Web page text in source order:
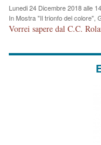
Lunedi 24 Dicembre 2018 alle
In Mostra "Il trionfo del colore",